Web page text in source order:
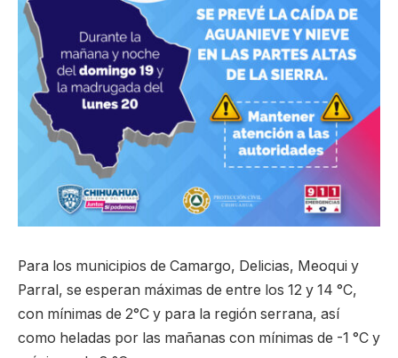
Para los municipios de Camargo, Delicias, Meoqui y
Parral, se esperan máximas de entre los 12 y 14 °C,
con mínimas de 2°C y para la región serrana, así
como heladas por las mañanas con mínimas de -1 °C y